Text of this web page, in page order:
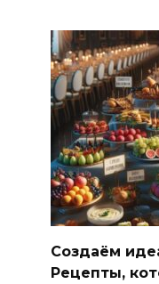
Создаём
Рецепты,